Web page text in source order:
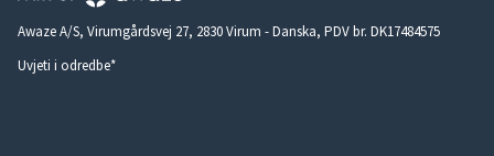
Awaze A/S, Virumgårdsvej 27, 2830 Virum - Danska, PDV br. DK17484575
Uvjeti i odredbe*